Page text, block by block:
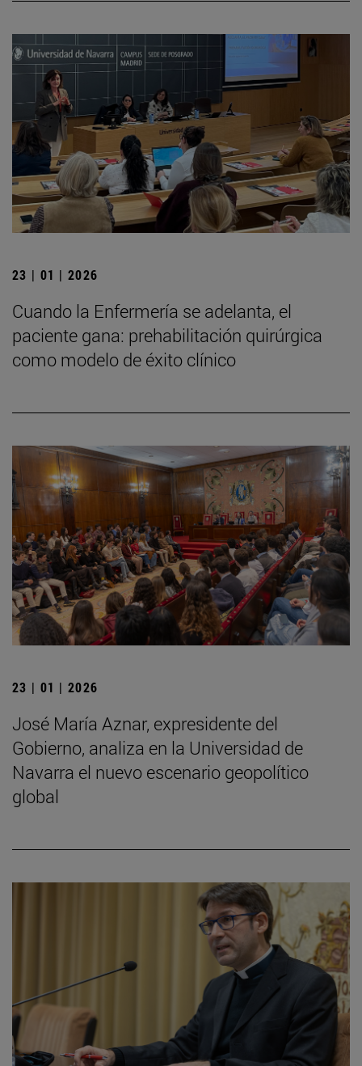
23 | 01 | 2026
Cuando la Enfermería se adelanta, el
paciente gana: prehabilitación quirúrgica
como modelo de éxito clínico
23 | 01 | 2026
José María Aznar, expresidente del
Gobierno, analiza en la Universidad de
Navarra el nuevo escenario geopolítico
global